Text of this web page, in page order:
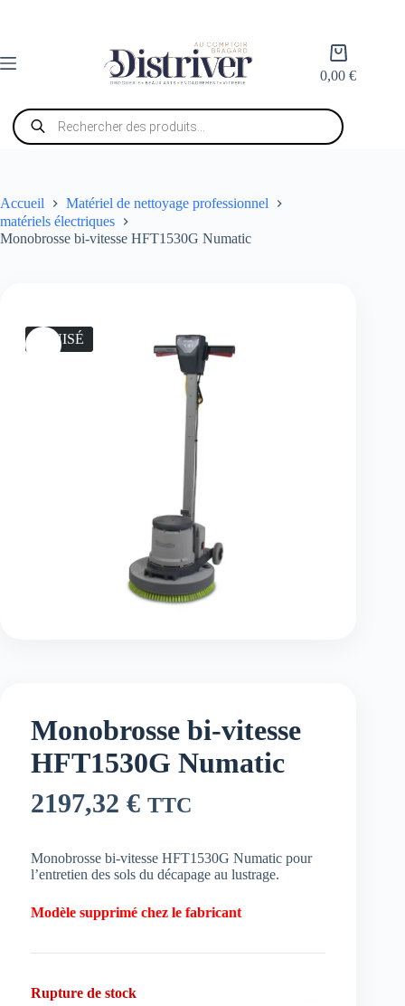
Panier
d’achat
0,00€
Recherche
de
produits
Accueil
Matériel de nettoyage professionnel
matériels électriques
Monobrosse bi-vitesse HFT1530G Numatic
ÉPUISÉ
Monobrosse bi-vitesse
HFT1530G Numatic
2197,32 € TTC
Monobrosse bi-vitesse HFT1530G Numatic pour
l’entretien des sols du décapage au lustrage.
Modèle supprimé chez le fabricant
Rupture de stock